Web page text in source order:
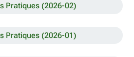
Pratiques (2026-02)
Pratiques (2026-01)